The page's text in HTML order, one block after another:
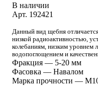
В наличии
Арт. 192421
Данный вид щебня
низкой радиоактивностью,
колебаниям, низким уровнем
водопоглощением и
Фракция — 5-20 мм
Фасовка — Навалом
Марка прочности —